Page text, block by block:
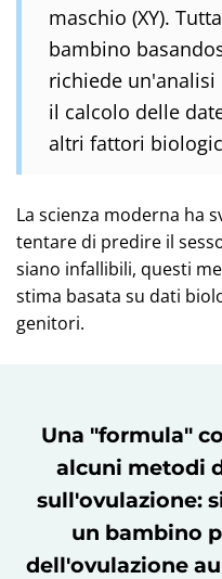
maschio (XY).
bambino
richiede
il calcolo delle
altri fattori
La scienza moderna ha
tentare di predire il
siano infallibili, questi
stima basata su dati
genitori.
Una "formula"
alcuni metodi
sull'ovulazione:
un bambino
dell'ovulazione